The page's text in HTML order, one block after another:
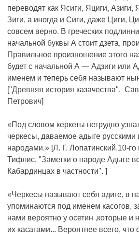
переводят как Ясиги, Яциги, Азиги,
Зиги, а иногда и Сиги, даже Циги,
совсем верно. В греческих
начальной буквы А стоит дзета,
Правильное произношение этого
будет с начальной А — Адзиги или
именем и теперь себя называют
["Древняя история казачества",
Петрович]
«Под словом керкеты нетрудно
черкесы, даваемое адыге русскими
народами.» [Л. Г. Лопатинский.10-го
Тифлис. "Заметки о народе Адыге
Кабардинцах в частности". ]
«Черкесы называют себя адиге, в
упоминаются под именем касогов,
нами вероятно у осетин ,которые
их касагами... Вероятнее всего, что